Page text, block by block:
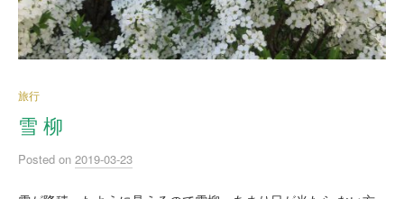
旅行
雪 柳
Posted on 2019-03-23